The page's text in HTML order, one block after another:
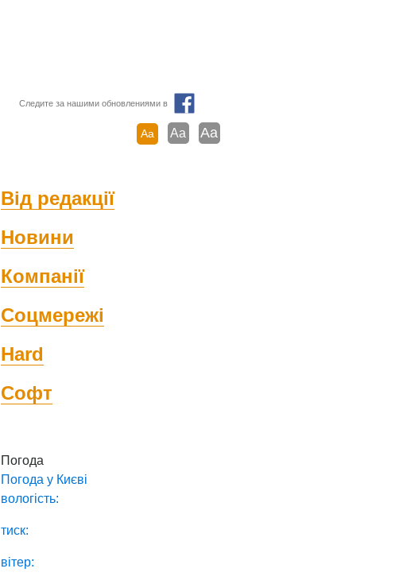
Следите за нашими обновлениями в
Aa Aa Aa
Від редакції
Новини
Компанії
Соцмережі
Hard
Софт
Погода
Погода у Києві
вологість:
тиск:
вітер: